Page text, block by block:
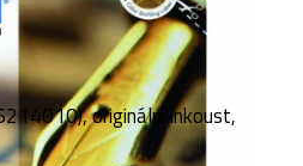
originální inkoust,